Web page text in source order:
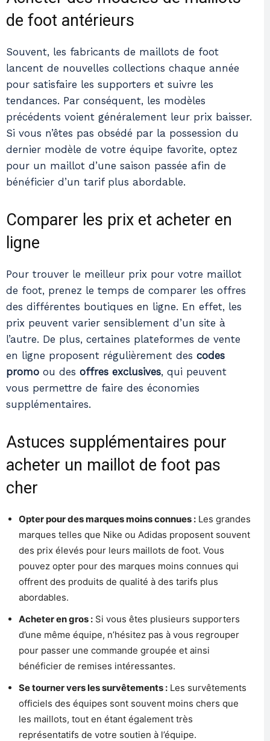
de foot antérieurs
Souvent, les fabricants de maillots de foot
lancent de nouvelles collections chaque année
pour satisfaire les supporters et suivre les
tendances. Par conséquent, les modèles
précédents voient généralement leur prix baisser.
Si vous n’êtes pas obsédé par la possession du
dernier modèle de votre équipe favorite, optez
pour un maillot d’une saison passée afin de
bénéficier d’un tarif plus abordable.
Comparer les prix et acheter en
ligne
Pour trouver le meilleur prix pour votre maillot
de foot, prenez le temps de comparer les offres
des différentes boutiques en ligne. En effet, les
prix peuvent varier sensiblement d’un site à
l’autre. De plus, certaines plateformes de vente
en ligne proposent régulièrement des codes
promo ou des offres exclusives, qui peuvent
vous permettre de faire des économies
supplémentaires.
Astuces supplémentaires pour
acheter un maillot de foot pas
cher
Opter pour des marques moins connues : Les grandes
marques telles que Nike ou Adidas proposent souvent
des prix élevés pour leurs maillots de foot. Vous
pouvez opter pour des marques moins connues qui
offrent des produits de qualité à des tarifs plus
abordables.
Acheter en gros : Si vous êtes plusieurs supporters
d’une même équipe, n’hésitez pas à vous regrouper
pour passer une commande groupée et ainsi
bénéficier de remises intéressantes.
Se tourner vers les survêtements : Les survêtements
officiels des équipes sont souvent moins chers que
les maillots, tout en étant également très
représentatifs de votre soutien à l’équipe.